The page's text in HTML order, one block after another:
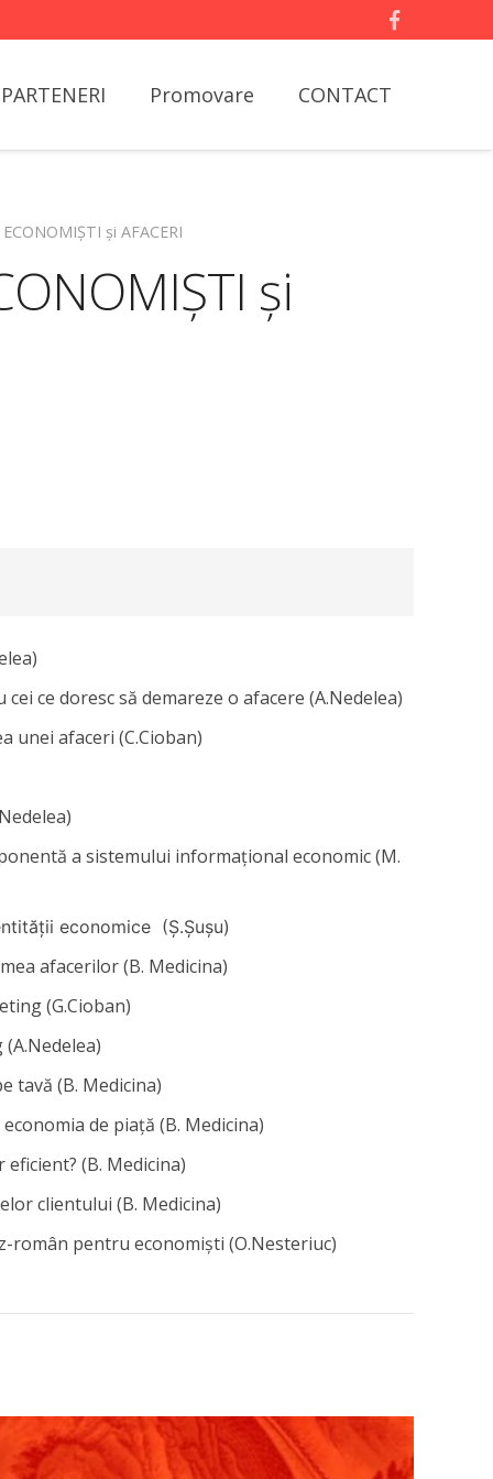
PARTENERI Promovare CONTACT
și AFACERI
și
ce doresc să demareze o afacere (A.Nedelea)
unei afaceri (C.Cioban)
a sistemului informaţional economic (M.
economice (Ș.Șușu)
afacerilor (B. Medicina)
(G.Cioban)
tavă (B. Medicina)
de piață (B. Medicina)
(B. Medicina)
clientului (B. Medicina)
român pentru economiști (O.Nesteriuc)